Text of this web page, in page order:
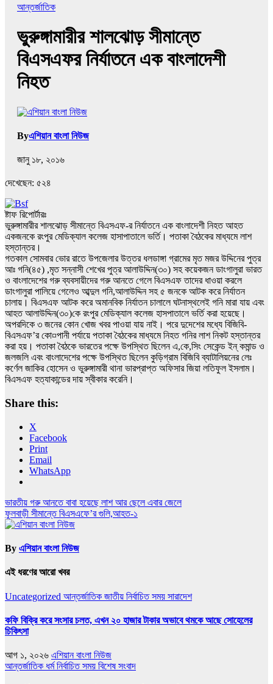
আন্তর্জাতিক
ভুরুঙ্গামারীর শালঝোড় সীমান্তে
বিএসএফর নির্যাতনে এক বাংলাদেশী
নিহত
Byএশিয়ান বাংলা নিউজ
জানু ১৮, ২০১৬
দেখেছেন: ৫২৪
ষ্টাফ রিপোর্টারঃ
ভুরুঙ্গামারীর শালঝোড় সীমান্তে বিএসএফ-র নির্যাতনে এক বাংলাদেশী নিহত আহত
একজনকে রংপুর মেডিক্যাল কলেজ হাসাপাতালে ভর্তি। পতাকা বৈঠকের মাধ্যমে লাশ
হস্তান্তর।
গতকাল সোমবার ভোর রাতে উপজেলার উত্তর ধলডাঙ্গা গ্রামের মৃত মজর উদ্দিনের পুত্র
আঃ গনি(৪৫) ,মৃত সন্নাসী শেখের পুত্র আলাউদ্দিন(৩০) সহ কয়েকজন ডাংগালুরা ভারত
ও বাংলাদেশের গরু ব্যবসায়ীদের গরু আনতে গেলে বিএসএফ তাদের ধাওয়া করলে
ডাংগালুরা পালিয়ে গেলেও আব্দুল গনি,আলাউদ্দিন সহ ৫ জনকে আটক করে নির্যাতন
চালায়। বিএসএফ আটক করে অমানবিক নির্যাতন চালালে ঘটনাস্থলেই গনি মারা যায় এবং
আহত আলাউদ্দিন(৩০)কে রংপুর মেডিক্যাল কলেজ হাসপাতালে ভর্তি করা হয়েছে।
অপরদিকে ৩ জনের কোন খোজ খবর পাওয়া যায় নাই। পরে দুদেশের মধ্যে বিজিবি-
বিএসএফ’র কো¤পানী পর্যায়ে পতাকা বৈঠকের মাধ্যমে নিহত গনির লাশ নিকট হস্তান্তর
করা হয়। পতাকা বৈঠকে ভারতের পক্ষে উপস্থিত ছিলেন এ,কে,সিং সেকেন্ড ইন্ কমান্ড ও
জলজলি এবং বাংলাদেশের পক্ষে উপস্থিত ছিলেন কুড়িগ্রাম বিজিবি ব্যাটালিয়নের লেঃ
কর্ণেল জাকির হোসেন ও ভুরুঙ্গামারী থানা ভারপ্রাপ্ত অফিসার জিয়া লতিফুল ইসলাম।
বিএসএফ হত্যাকান্ডের দায় স্বীকার করেনি।
Share this:
X
Facebook
Print
Email
WhatsApp
Post
navigation
ভারতীয় গরু আনতে বাবা হয়েছে লাশ আর ছেলে এবার জেলে
ফুলবাড়ী সীমান্তে বিএসএফে’র গুলি,আহত-১
By এশিয়ান বাংলা নিউজ
এই ধরণের আরো খবর
Uncategorized আন্তর্জাতিক জাতীয় নির্বাচিত সময় সারাদেশ
কফি বিক্রি করে সংসার চলত, এখন ২০ হাজার টাকার অভাবে থমকে আছে সোহেলের
চিকিৎসা
আগ ১, ২০২৬ এশিয়ান বাংলা নিউজ
আন্তর্জাতিক ধর্মনির্বাচিত সময় বিশেষ সংবাদ